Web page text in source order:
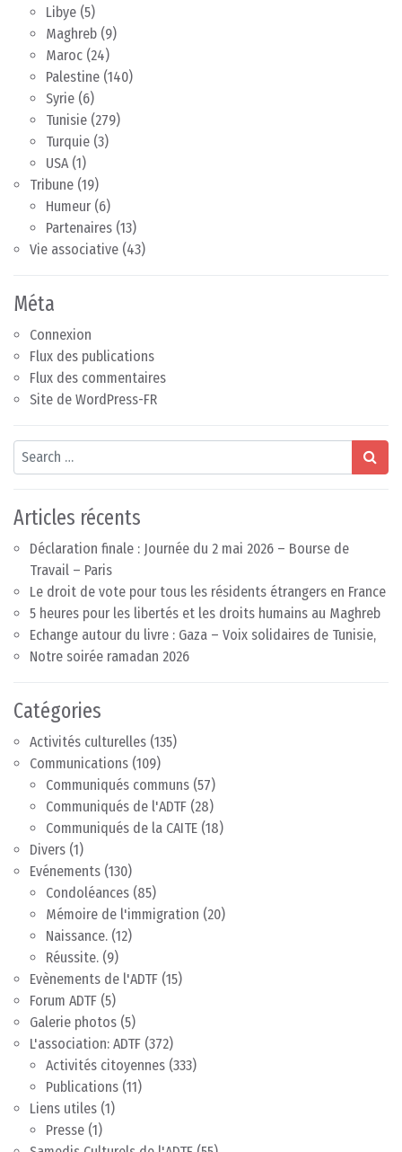
Libye (5)
Maghreb (9)
Maroc (24)
Palestine (140)
Syrie (6)
Tunisie (279)
Turquie (3)
USA(1)
Tribune (19)
Humeur (6)
Partenaires (13)
Vie associative (43)
Méta
Connexion
Flux des publications
Flux des commentaires
Site de WordPress-FR
Search
Articles récents
Déclaration finale : Journée du 2 mai 2026 – Bourse de
Travail – Paris
Le droit de vote pour tous les résidents étrangers en France
5 heures pour les libertés et les droits humains au Maghreb
Echange autour du livre : Gaza – Voix solidaires de Tunisie,
Notre soirée ramadan 2026
Catégories
Activités culturelles (135)
Communications (109)
Communiqués communs (57)
Communiqués de l'ADTF (28)
Communiqués de la CAITE (18)
Divers (1)
Evénements (130)
Condoléances (85)
Mémoire de l'immigration (20)
Naissance. (12)
Réussite. (9)
Evènements de l'ADTF (15)
Forum ADTF (5)
Galerie photos (5)
L'association: ADTF (372)
Activités citoyennes (333)
Publications (11)
Liens utiles (1)
Presse (1)